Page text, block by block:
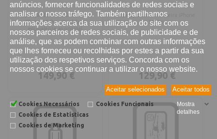
anúncios, fornecer funcionalidades de redes sociais e
analisar o nosso tráfego. Também partilhamos
informações acerca da sua utilização do site com os
nossos parceiros de redes sociais, de publicidade e de
análise, que as podem combinar com outras informações
que lhes forneceu ou recolhidas por estes a partir da sua
utilização dos respetivos serviços. Concorda com os
nossos cookies se continuar a utilizar o nosso website.
Aceitar todos
Aceitar selecionados
Cookies Necessários
Cookies Funcionais
Cookies de Estatísticas
Cookies de Marketing
Mostra
detalhes
Reparação Ecrã OLED Premium
iPhone 14 Pro - Qualidade
equivalente ao original
149,90 €
Reparação câmera traseira iPhone
14 Pro
129,90 €